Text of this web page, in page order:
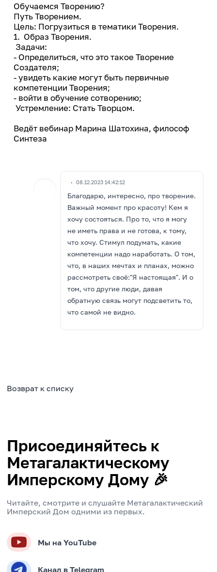
Обучаемся Творению?
Путь Творением.
Цель: Погрузиться в тематики Творения.
1. Образ Творения.
Задачи:
- Определиться, что это такое Творение
Создателя;
- увидеть какие могут быть первичные
компетенции Творения;
- войти в обучение сотворению;
Устремление: Стать Творцом.
Ведёт вебинар Марина Шатохина, философ
Синтеза
· 08.12.2023 14:42:12
Благодарю, интересно, про творение.
Важный момент про красоту! Кем я
хочу состояться. Про то, что я могу
не иметь права и не готова, к тому,
что хочу. Стимул подумать, какие
компетенции надо наработать. О том,
что, в наших мечтах и планах, можно
рассмотреть своё:"Я настоящая". И о
том, что другие люди, давая
обратную связь могут подсветить то,
что самой не видно.
Возврат к списку
Присоединяйтесь к
Метагалактическому
Имперскому Дому 🎉
Читайте, смотрите и слушайте Метагалактический
Имперский Дом одними из первых.
Мы на YouTube
Канал в Telegram